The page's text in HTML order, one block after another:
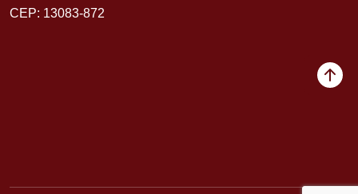
CEP: 13083-872